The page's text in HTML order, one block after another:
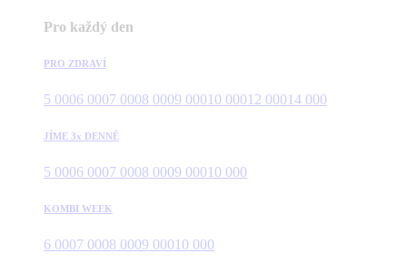
Pro každý den
PRO ZDRAVÍ
5 0006 0007 0008 0009 00010 00012 00014 000
JÍME 3x DENNĚ
5 0006 0007 0008 0009 00010 000
KOMBI WEEK
6 0007 0008 0009 00010 000